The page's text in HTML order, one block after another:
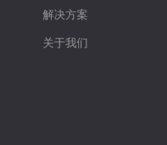
解决方案
关于我们